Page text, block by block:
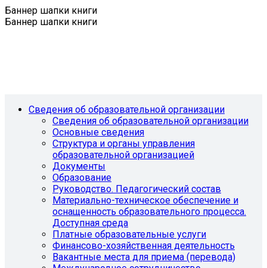
Баннер шапки книги
Баннер шапки книги
Сведения об образовательной организации
Сведения об образовательной организации
Основные сведения
Структура и органы управления
образовательной организацией
Документы
Образование
Руководство. Педагогический состав
Материально-техническое обеспечение и
оснащенность образовательного процесса.
Доступная среда
Платные образовательные услуги
Финансово-хозяйственная деятельность
Вакантные места для приема (перевода)